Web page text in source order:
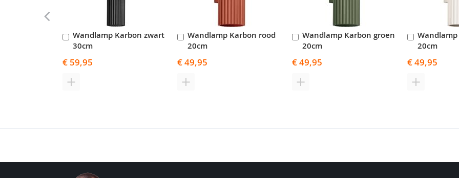
Wandlamp Karbon zwart
30cm
€ 59,95
In
Winkelwagen
TOEVOEGEN
Wandlamp Karbon rood
20cm
€ 49,95
In
Winkelwagen
TOEVOEGEN
Wandlamp Karbon groen
20cm
€ 49,95
In
Winkelwagen
TOEVOEGEN
20cm
€ 49,95
In
TOEVOEGEN